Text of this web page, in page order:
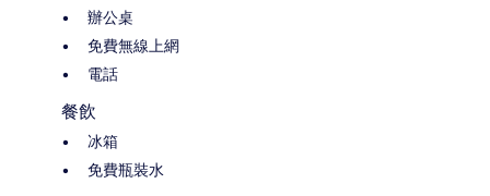
辦公桌
免費無線上網
電話
餐飲
冰箱
免費瓶裝水